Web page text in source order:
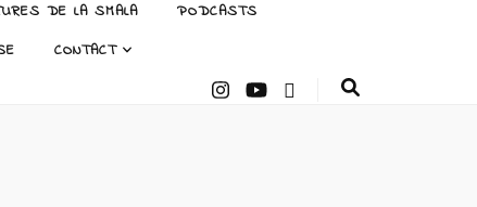
DE LA SMALA
PODCASTS
CONTACT